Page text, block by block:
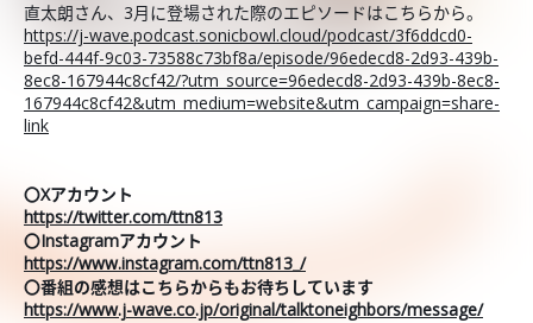
直太朗さん、3月に登場された際のエピソードはこちらから。
https://j-wave.podcast.sonicbowl.cloud/podcast/3f6ddcd0-
befd-444f-9c03-73588c73bf8a/episode/96edecd8-2d93-439b-
8ec8-167944c8cf42/?utm_source=96edecd8-2d93-439b-8ec8-
167944c8cf42&utm_medium=website&utm_campaign=share-
link
〇Xアカウント
https://twitter.com/ttn813
〇Instagramアカウント
https://www.instagram.com/ttn813_/
〇番組の感想はこちらからもお待ちしています
https://www.j-wave.co.jp/original/talktoneighbors/message/